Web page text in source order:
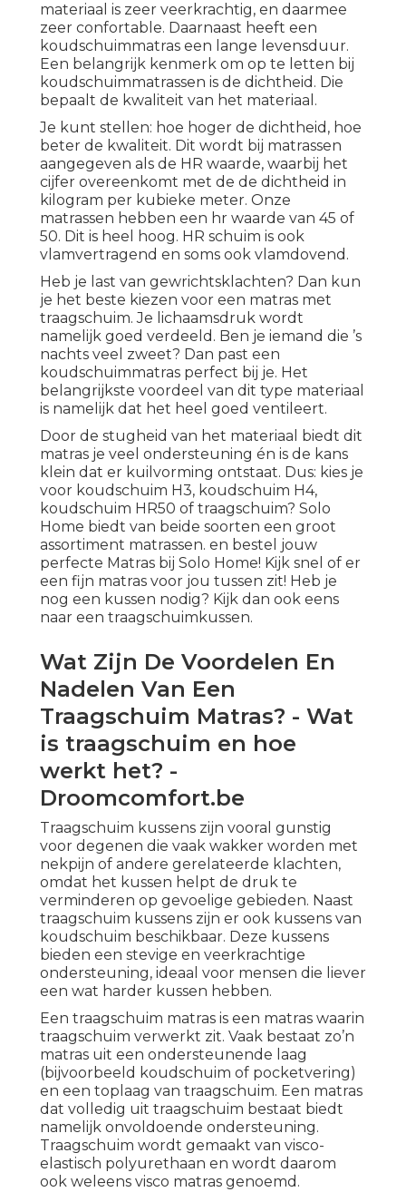
materiaal is zeer veerkrachtig, en daarmee
zeer confortable. Daarnaast heeft een
koudschuimmatras een lange levensduur.
Een belangrijk kenmerk om op te letten bij
koudschuimmatrassen is de dichtheid. Die
bepaalt de kwaliteit van het materiaal.
Je kunt stellen: hoe hoger de dichtheid, hoe
beter de kwaliteit. Dit wordt bij matrassen
aangegeven als de HR waarde, waarbij het
cijfer overeenkomt met de de dichtheid in
kilogram per kubieke meter. Onze
matrassen hebben een hr waarde van 45 of
50. Dit is heel hoog. HR schuim is ook
vlamvertragend en soms ook vlamdovend.
Heb je last van gewrichtsklachten? Dan kun
je het beste kiezen voor een matras met
traagschuim. Je lichaamsdruk wordt
namelijk goed verdeeld. Ben je iemand die ’s
nachts veel zweet? Dan past een
koudschuimmatras perfect bij je. Het
belangrijkste voordeel van dit type materiaal
is namelijk dat het heel goed ventileert.
Door de stugheid van het materiaal biedt dit
matras je veel ondersteuning én is de kans
klein dat er kuilvorming ontstaat. Dus: kies je
voor koudschuim H3, koudschuim H4,
koudschuim HR50 of traagschuim? Solo
Home biedt van beide soorten een groot
assortiment matrassen. en bestel jouw
perfecte Matras bij Solo Home! Kijk snel of er
een fijn matras voor jou tussen zit! Heb je
nog een kussen nodig? Kijk dan ook eens
naar een traagschuimkussen.
Wat Zijn De Voordelen En
Nadelen Van Een
Traagschuim Matras? - Wat
is traagschuim en hoe
werkt het? -
Droomcomfort.be
Traagschuim kussens zijn vooral gunstig
voor degenen die vaak wakker worden met
nekpijn of andere gerelateerde klachten,
omdat het kussen helpt de druk te
verminderen op gevoelige gebieden. Naast
traagschuim kussens zijn er ook kussens van
koudschuim beschikbaar. Deze kussens
bieden een stevige en veerkrachtige
ondersteuning, ideaal voor mensen die liever
een wat harder kussen hebben.
Een traagschuim matras is een matras waarin
traagschuim verwerkt zit. Vaak bestaat zo’n
matras uit een ondersteunende laag
(bijvoorbeeld koudschuim of pocketvering)
en een toplaag van traagschuim. Een matras
dat volledig uit traagschuim bestaat biedt
namelijk onvoldoende ondersteuning.
Traagschuim wordt gemaakt van visco-
elastisch polyurethaan en wordt daarom
ook weleens visco matras genoemd.